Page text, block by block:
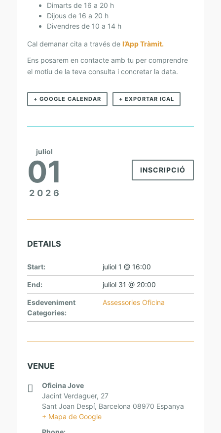
A
B
O
A
Dimarts de 16 a 20 h
Dijous de 16 a 20 h
Divendres de 10 a 14 h
Cal demanar cita a través de l’App Tràmit.
Ens posarem en contacte amb tu per comprendre
el motiu de la teva consulta i concretar la data.
+ GOOGLE CALENDAR + EXPORTAR ICAL
juliol
01
2026
INSCRIPCIÓ
DETAILS
Start: juliol 1 @ 16:00
End: juliol 31 @ 20:00
Esdeveniment
Categories:
Assessories Oficina
VENUE
Oficina Jove
Jacint Verdaguer, 27
Sant Joan Despí, Barcelona 08970 Espanya
+ Mapa de Google